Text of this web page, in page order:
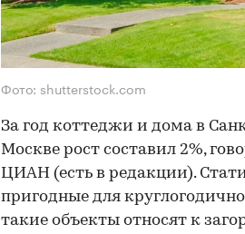
Фото: shutterstock.com
За год коттеджи и дома в
Москве рост составил 2%,
ЦИАН (есть в редакции).
пригодные для
такие объекты относят к